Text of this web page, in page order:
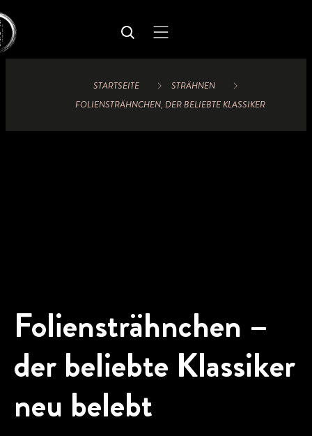
STARTSEITE
STRÄHNEN
FOLIENSTRÄHNCHEN, DER BELIEBTE KLASSIKER
Foliensträhnchen –
der beliebte Klassiker
neu belebt